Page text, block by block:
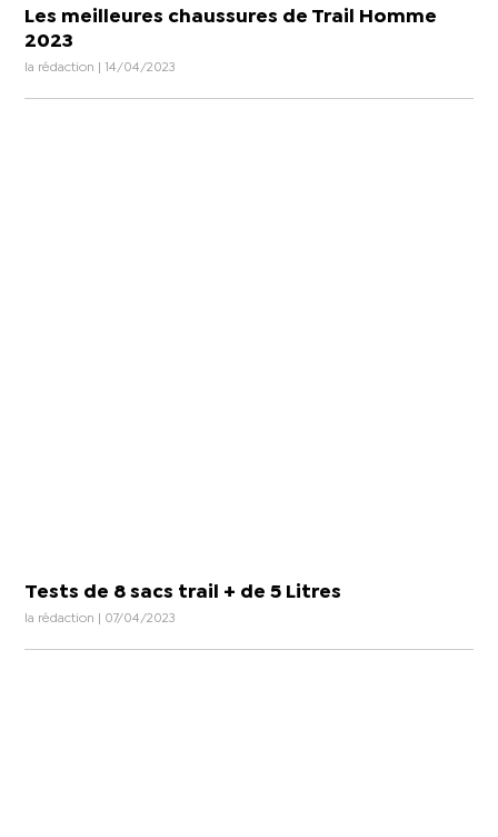
Les meilleures chaussures de Trail Homme
2023
la rédaction | 14/04/2023
Tests de 8 sacs trail + de 5 Litres
la rédaction | 07/04/2023